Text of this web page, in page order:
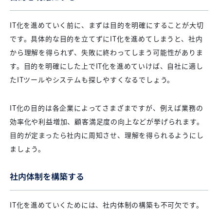
IT化を進めていく前に、まずは目的を明確にすることが大切
です。具体的な目的を立てずにIT化を進めてしまうと、社内
から理解を得られず、失敗に終わってしまう可能性がありま
す。目的を明確にした上でIT化を進めていけば、自社に適し
たITツールやシステムも探しやすくなるでしょう。
IT化の目的は各企業によってさまざまですが、例えば業務の
効率化や利益増加、顧客満足度の向上などが挙げられます。
目的が定まったら社内に周知させ、理解を得られるようにし
ましょう。
社内体制を構築する
IT化を進めていくためには、社内体制の構築も不可欠です。